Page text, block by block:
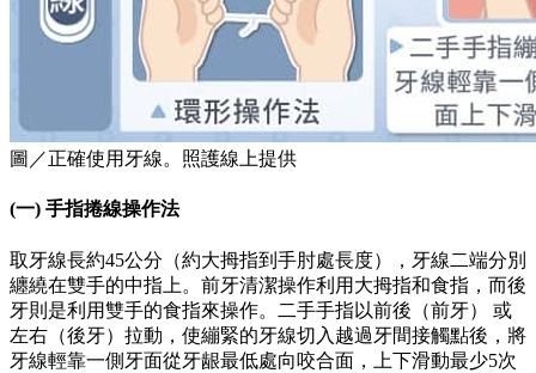
圖／正確使用牙線。照護線上提供
(一) 手指捲線操作法
取牙線長約45公分（約大拇指到手肘處長度），牙線二端分別
纏繞在雙手的中指上。前牙清潔操作利用大拇指和食指，而後
牙則是利用雙手的食指來操作。二手手指以前後（前牙） 或
左右（後牙）拉動，使繃緊的牙線切入越過牙間接觸點後，將
牙線輕靠一側牙面從牙龈最低處向咬合面，上下滑動最少5次